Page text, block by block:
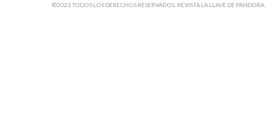
©2023 TODOS LOS DERECHOS RESERVADOS. REVISTA LA LLAVE DE PANDORA.